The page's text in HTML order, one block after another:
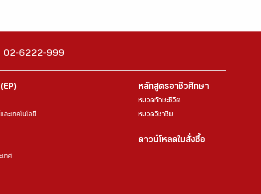
02-6222-999
ะเทคโนโลยี
ทศ
หลักสูตรอาชีวศึกษา
หมวดทักษะชีวิต
หมวดวิชาชีพ
ดาวน์โหลดใบสั่งซื้อ